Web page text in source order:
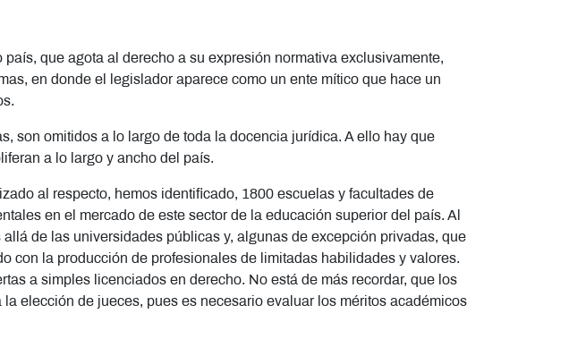
que agota al derecho a su expresión normativa exclusivamente,
en donde el legislador aparece como un ente mítico que hace un
son omitidos a lo largo de toda la docencia jurídica. A ello hay que
a lo largo y ancho del país.
al respecto, hemos identificado, 1800 escuelas y facultades de
en el mercado de este sector de la educación superior del país. Al
de las universidades públicas y, algunas de excepción privadas, que
con la producción de profesionales de limitadas habilidades y valores.
a simples licenciados en derecho. No está de más recordar, que los
elección de jueces, pues es necesario evaluar los méritos académicos